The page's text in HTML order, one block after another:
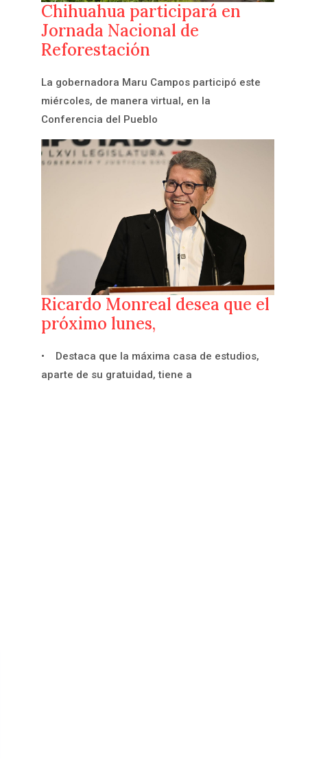
Chihuahua participará en
Jornada Nacional de
Reforestación
La gobernadora Maru Campos participó este
miércoles, de manera virtual, en la
Conferencia del Pueblo
Ricardo Monreal desea que el
próximo lunes,
• Destaca que la máxima casa de estudios,
aparte de su gratuidad, tiene a